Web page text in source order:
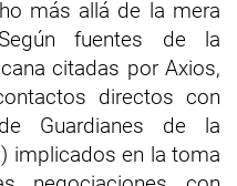
más allá de la mera
fuentes de la
citadas por Axios,
directos con
Guardianes de la
implicados en la toma